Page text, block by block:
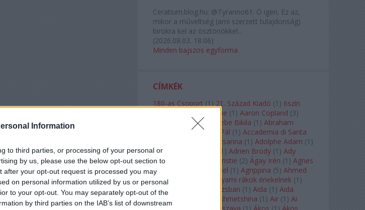
Information
to third parties, or processing of your personal or
by us, please use the below opt-out section to
after your opt-out request is processed you may
on personal information utilized by us or personal
to your opt-out. You may separately opt-out of the
by third parties on the IAB’s list of downstream
Ceratium.blog.hu: @Tyranno61: Ó igen. Ez az,
mikor a műveltség (ami szerzett tulajdonság)
birokra kel az ösztönökkel...
(2026.08.03. 18:06)
Minden bajszos egyforma
CÍMKÉK
180-as Csoport (1 ) 21. Század Kiadó (1 ) 6szín
A. A. Milne (1 ) Aaron Copland (3)
Aaron Rosand ( Abebe Bikila (1 ) Abraham
Ábrahám Pál (1 ) Accademia di Santa
Ádám Zsuzsanna (1 ) Adolphe Adam (1 )
Adriana Lecouvreur
1 ) Adrien Brody (1 ) Ady
Endre
Agatha Christie (2) Ágay Irén (1 ) Agnes
Baltsa
Agnes Giebel (1 ) Agrippina (5) Ahmed
Szadavi
Ahol a folyami rákok énekelnek (1 )
Ahol a nap felkel Párizsban (1 ) Aida (1 ) Aida
Garifullina
Aigul Akhmetshina (1 ) Air (1 ) Ai